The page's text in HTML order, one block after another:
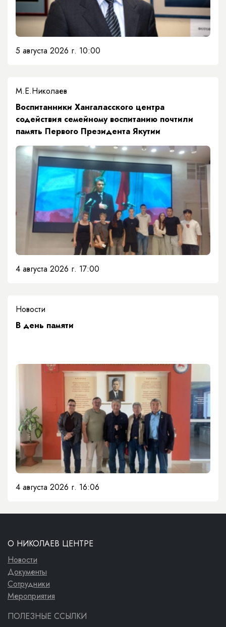
5 августа 2026 г. 10:00
М.Е.Николаев
​Воспитанники Хангаласского центра
содействия семейному воспитанию почтили
память Первого Президента Якутии
4 августа 2026 г. 17:00
Новости
​В день памяти
4 августа 2026 г. 16:06
О НИКОЛАЕВ ЦЕНТРЕ
Новости
Документы
Сотрудники
Мероприятия
ПОЛЕЗНЫЕ ССЫЛКИ